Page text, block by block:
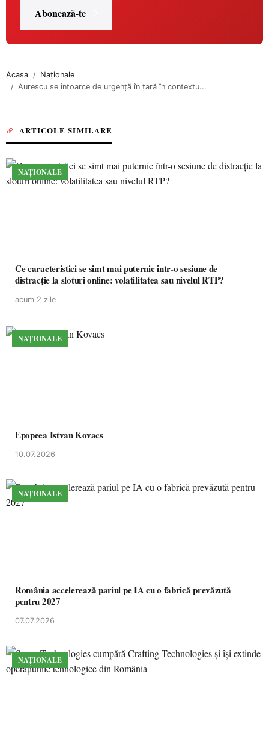
Abonează-te
Acasa
Naționale
Aurescu se întoarce de urgență în țară în contextu...
ARTICOLE SIMILARE
NAȚIONALE
Ce caracteristici se simt mai puternic într-o sesiune de
distracție la sloturi online: volatilitatea sau nivelul RTP?
acum 2 zile
NAȚIONALE
Epopeea Istvan Kovacs
10.07.2026
NAȚIONALE
România accelerează pariul pe IA cu o fabrică prevăzută
pentru 2027
07.07.2026
NAȚIONALE